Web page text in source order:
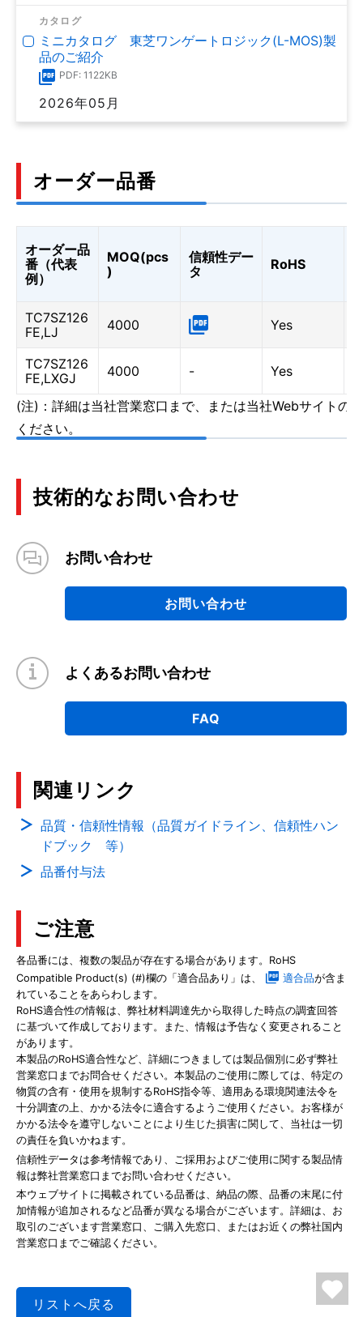
カタログ
ミニカタログ 東芝ワンゲートロジック(L-MOS)製
品のご紹介
PDF: 1122KB
2026年05月
オーダー品番
オーダー品
番（代表
例）
MOQ(pcs
)
信頼性デー
タ
RoHS
TC7SZ126
FE,LJ
4000 Yes
TC7SZ126
FE,LXGJ
4000 - Yes
(注)：詳細は当社営業窓口まで、または当社Webサイトの
ください。
技術的なお問い合わせ
お問い合わせ
お問い合わせ
よくあるお問い合わせ
FAQ
関連リンク
品質・信頼性情報（品質ガイドライン、信頼性ハン
ドブック 等）
品番付与法
ご注意
各品番には、複数の製品が存在する場合があります。RoHS
Compatible Product(s) (#)欄の「適合品あり」は、
適合品が含ま
れていることをあらわします。
RoHS適合性の情報は、弊社材料調達先から取得した時点の調査回答
に基づいて作成しております。また、情報は予告なく変更されること
があります。
本製品のRoHS適合性など、詳細につきましては製品個別に必ず弊社
営業窓口までお問合せください。本製品のご使用に際しては、特定の
物質の含有・使用を規制するRoHS指令等、適用ある環境関連法令を
十分調査の上、かかる法令に適合するようご使用ください。お客様が
かかる法令を遵守しないことにより生じた損害に関して、当社は一切
の責任を負いかねます。
信頼性データは参考情報であり、ご採用およびご使用に関する製品情
報は弊社営業窓口までお問い合わせください。
本ウェブサイトに掲載されている品番は、納品の際、品番の末尾に付
加情報が追加されるなど品番が異なる場合がございます。詳細は、お
取引のございます営業窓口、ご購入先窓口、またはお近くの弊社国内
営業窓口までご確認ください。
リストへ戻る